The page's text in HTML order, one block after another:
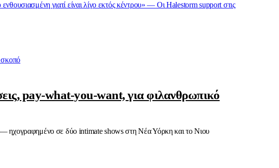
γιατί είναι λίγο εκτός κέντρου» — Οι Halestorm support στις
pay-what-you-want, για φιλανθρωπικό
— ηχογραφημένο σε δύο intimate shows στη Νέα Υόρκη και το Νιου